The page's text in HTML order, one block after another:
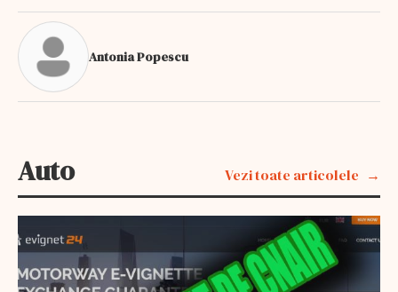
Antonia Popescu
Auto Vezi toate articolele